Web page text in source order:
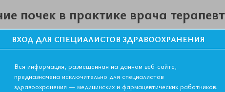
почек в практике врача
Есаян Ашот Мовсесович. IV Съезд Евразийской Ассоциации
ВХОД ДЛЯ СПЕЦИАЛИСТОВ ЗДРАВООХРАНЕНИЯ
Вся информация, размещенная на данном веб-сайте,
предназначена исключительно для специалистов
здравоохранения — медицинских и фармацевтических работников.